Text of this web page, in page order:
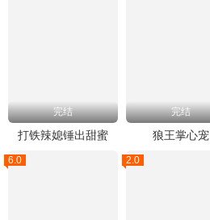
完结
打铁辣媳锤出甜蜜
完结
狼王掌心宠
6.0 2.0